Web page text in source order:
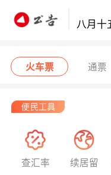
八月十
火车票 通票
查汇率 续居留